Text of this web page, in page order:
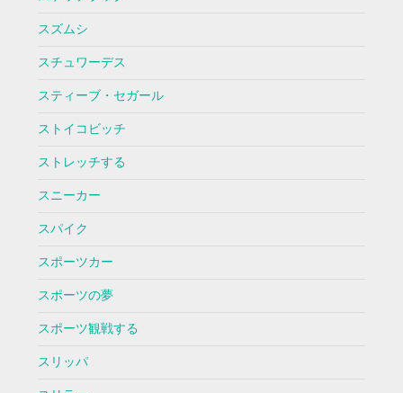
スズムシ
スチュワーデス
スティーブ・セガール
ストイコビッチ
ストレッチする
スニーカー
スパイク
スポーツカー
スポーツの夢
スポーツ観戦する
スリッパ